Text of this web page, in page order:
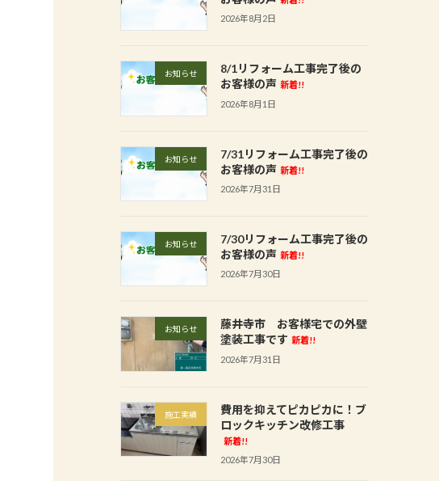
2026年8月2日
お知らせ
8/1リフォーム工事完了後の
お客様の声 新着!!
2026年8月1日
お知らせ
7/31リフォーム工事完了後の
お客様の声 新着!!
2026年7月31日
お知らせ
7/30リフォーム工事完了後の
お客様の声 新着!!
2026年7月30日
お知らせ
藤井寺市 お客様宅での外壁
塗装工事です 新着!!
2026年7月31日
施工実績
費用を抑えてピカピカに！ブ
ロックキッチン改修工事
新着!!
2026年7月30日